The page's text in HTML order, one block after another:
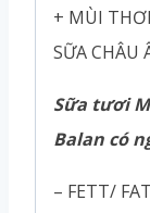
+ MÙI
SỮA CHÂU
Sữa tươi
Balan có
– FETT/